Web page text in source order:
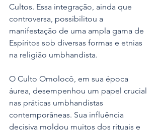
Cultos. Essa integração, ainda que
controversa, possibilitou a
manifestação de uma ampla gama de
Espíritos sob diversas formas e etnias
na religião umbhandista.
O Culto Omolocô, em sua época
áurea, desempenhou um papel crucial
nas práticas umbhandistas
contemporâneas. Sua influência
decisiva moldou muitos dos rituais e